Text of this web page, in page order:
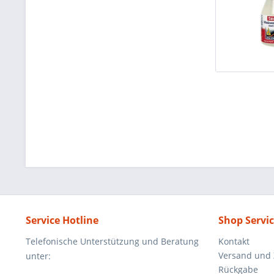
Service Hotline
Telefonische Unterstützung und Beratung
unter:
Shop
Kontakt
Versand
Rückgabe